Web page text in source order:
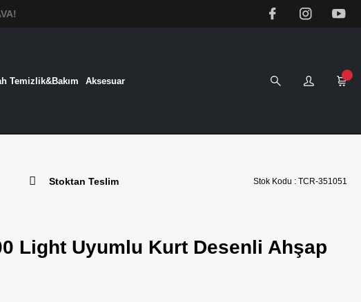
Temizlik&Bakım Aksesuar
Stoktan Teslim Stok Kodu : TCR-351051
Light Uyumlu Kurt Desenli Ahşap